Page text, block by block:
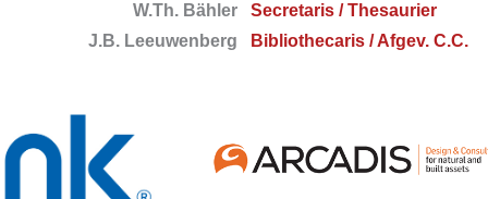
W.Th. Bähler
Secretaris / Thesaurier
J.B. Leeuwenberg
Bibliothecaris / Afgev. C.C.